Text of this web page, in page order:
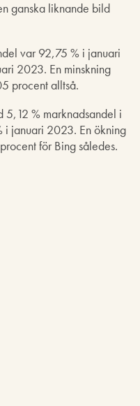
ganska liknande bild
var 92,75 % i januari
2023. En minskning
procent alltså.
5,12 % marknadsandel i
januari 2023. En ökning
för Bing således.